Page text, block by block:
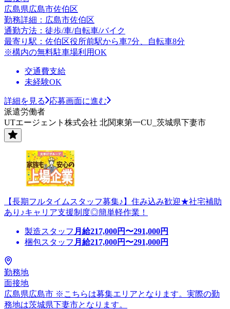
広島県広島市佐伯区
勤務詳細：広島市佐伯区
通勤方法：徒歩/車/自転車/バイク
最寄り駅：佐伯区役所前駅から車7分、自転車8分
※構内の無料駐車場利用OK
交通費支給
未経験OK
詳細を見る
応募画面に進む
派遣労働者
UTエージェント株式会社 北関東第一CU_茨城県下妻市
【長期フルタイムスタッフ募集♪】住み込み歓迎★社宅補助
あり♪キャリア支援制度◎簡単軽作業！
製造スタッフ 月給217,000円〜291,000円
梱包スタッフ 月給217,000円〜291,000円
勤務地
面接地
広島県広島市 ※こちらは募集エリアとなります。実際の勤
務地は茨城県下妻市となります。